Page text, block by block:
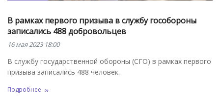
В рамках первого призыва в службу гособороны
записались 488 добровольцев
16 мая 2023 18:00
В службу государственной обороны (СГО) в рамках первого
призыва записались 488 человек.
Подробнее